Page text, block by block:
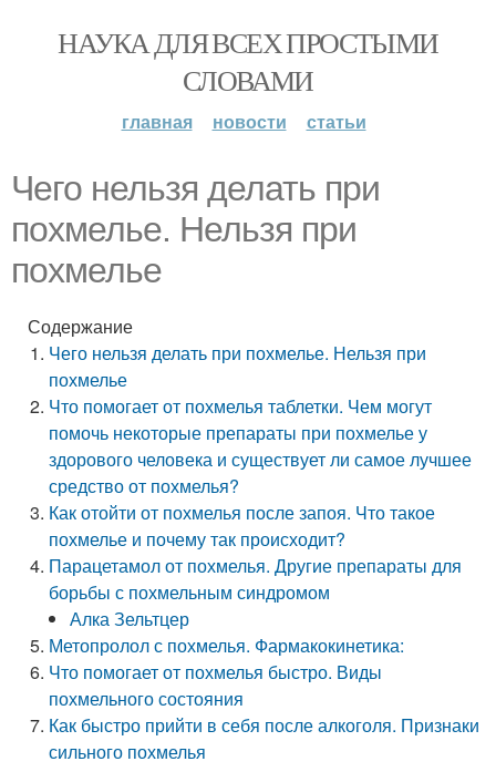
НАУКА ДЛЯ ВСЕХ ПРОСТЫМИ
СЛОВАМИ
главная новости статьи
Чего нельзя делать при
похмелье. Нельзя при
похмелье
Содержание
Чего нельзя делать при похмелье. Нельзя при
похмелье
Что помогает от похмелья таблетки. Чем могут
помочь некоторые препараты при похмелье у
здорового человека и существует ли самое лучшее
средство от похмелья?
Как отойти от похмелья после запоя. Что такое
похмелье и почему так происходит?
Парацетамол от похмелья. Другие препараты для
борьбы с похмельным синдромом
Алка Зельтцер
Метопролол с похмелья. Фармакокинетика:
Что помогает от похмелья быстро. Виды
похмельного состояния
Как быстро прийти в себя после алкоголя. Признаки
сильного похмелья